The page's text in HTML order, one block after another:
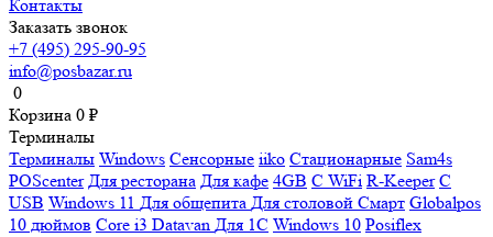
Контакты
Заказать звонок
+7 (495) 295-90-95
info@posbazar.ru
0
Корзина 0 ₽
Терминалы
Терминалы Windows Сенсорные iiko Стационарные Sam4s
POScenter Для ресторана Для кафе 4GB С WiFi R-Keeper С
USB Windows 11 Для общепита Для столовой Смарт Globalpos
10 дюймов Core i3 Datavan Для 1С Windows 10 Posiflex